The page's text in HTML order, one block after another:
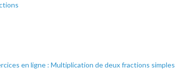
en ligne : Multiplication de deux fractions simples